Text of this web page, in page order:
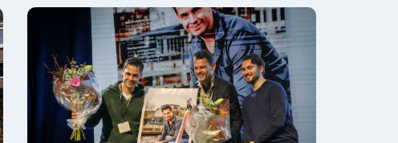
dienstverlener met een groot wagenpark. “We
hebben nu 100 eigen auto’s,” zegt HR-manager
Demi Verhoeff. “De vrachtwagens van Koolwijk
zijn dagelijks te zien op de N210.” Koolwijk sluit
zich nu aan als partner van Krimpenerwaard
Werkt, om werk en talent in de regio beter bij
elkaar te brengen.